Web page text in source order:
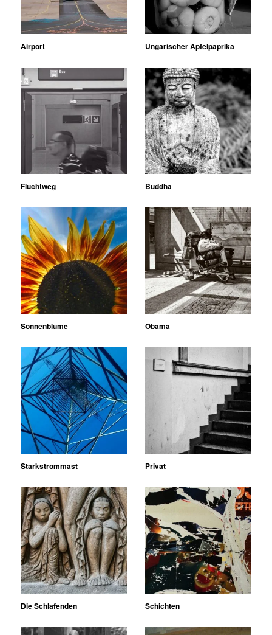
Airport Ungarischer Apfelpaprika
Fluchtweg Buddha
Sonnenblume Obama
Starkstrommast Privat
Die Schlafenden Schichten